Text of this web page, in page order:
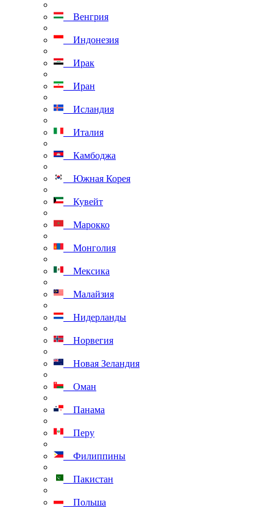
Венгрия
Индонезия
Ирак
Иран
Исландия
Италия
Камбоджа
Южная Корея
Кувейт
Марокко
Монголия
Мексика
Малайзия
Нидерланды
Норвегия
Новая Зеландия
Оман
Панама
Перу
Филиппины
Пакистан
Польша